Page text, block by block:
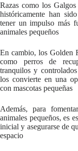
Razas como los
históricamente han
tener un impulso más
animales pequeños
En cambio, los Golden
como perros de
tranquilos y
los convierte en una
con mascotas pequeñas
Además, para
animales pequeños, es
inicial y asegurarse de
espacio